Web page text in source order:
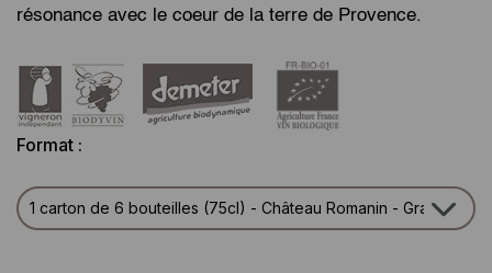
résonance avec le coeur de la terre de Provence.
Format :